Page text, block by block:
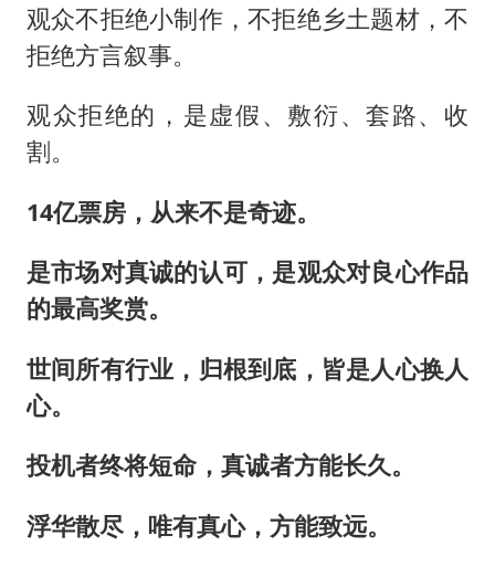
观众不拒绝小制作，不拒绝乡土题材，不
拒绝方言叙事。
观众拒绝的，是虚假、敷衍、套路、收
割。
14亿票房，从来不是奇迹。
是市场对真诚的认可，是观众对良心作品
的最高奖赏。
世间所有行业，归根到底，皆是人心换人
心。
投机者终将短命，真诚者方能长久。
浮华散尽，唯有真心，方能致远。